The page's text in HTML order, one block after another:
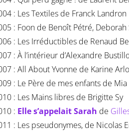
: Les Textiles de Franck Landron
: Foon de Benoît Pétré, Deborah
: Les Irréductibles de Renaud
: À l’intérieur d’Alexandre
: All About Yvonne de Karine
: Le Père de mes enfants de Mia
: Les Mains libres de Brigitte Sy
: Elle s’appelait Sarah de
: Les pseudonymes, de Nicolas